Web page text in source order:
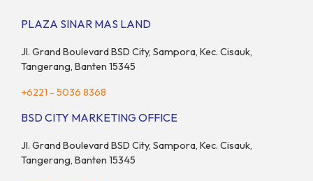
target. “Kami yakin target […]
PLAZA SINAR MAS LAND
Jl. Grand Boulevard BSD City, Sampora, Kec. Cisauk,
Tangerang, Banten 15345
+6221 - 5036 8368
BSD CITY MARKETING OFFICE
Jl. Grand Boulevard BSD City, Sampora, Kec. Cisauk,
Tangerang, Banten 15345